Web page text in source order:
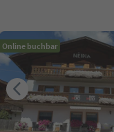
Online buchbar